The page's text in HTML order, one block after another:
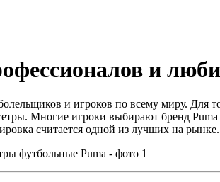
и
и игроков по всему миру. Для
Многие игроки выбирают бренд
считается одной из лучших на рынке.